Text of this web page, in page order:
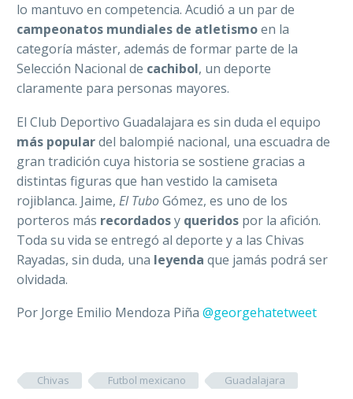
lo mantuvo en competencia. Acudió a un par de
campeonatos mundiales de atletismoen la
categoría máster, además de formar parte de la
Selección Nacional de cachibol, un deporte
claramente para personas mayores.
El Club Deportivo Guadalajara es sin duda el equipo
más populardel balompié nacional, una escuadra de
gran tradición cuya historia se sostiene gracias a
distintas figuras que han vestido la camiseta
rojiblanca. Jaime, El TuboGómez, es uno de los
porteros más recordadosy queridos por la afición.
Toda su vida se entregó al deporte y a las Chivas
Rayadas, sin duda, una leyenda que jamás podrá ser
olvidada.
Por Jorge Emilio Mendoza Piña @georgehatetweet
Chivas Futbol mexicano
Guadalajara